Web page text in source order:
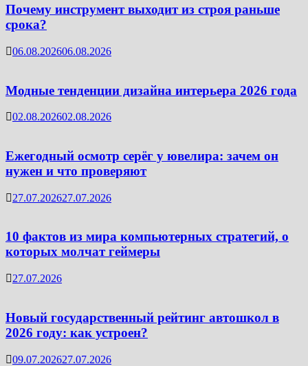
Почему инструмент выходит из строя раньше
срока?
06.08.202606.08.2026
Модные тенденции дизайна интерьера 2026 года
02.08.202602.08.2026
Ежегодный осмотр серёг у ювелира: зачем он
нужен и что проверяют
27.07.202627.07.2026
10 фактов из мира компьютерных стратегий, о
которых молчат геймеры
27.07.2026
Новый государственный рейтинг автошкол в
2026 году: как устроен?
09.07.202627.07.2026